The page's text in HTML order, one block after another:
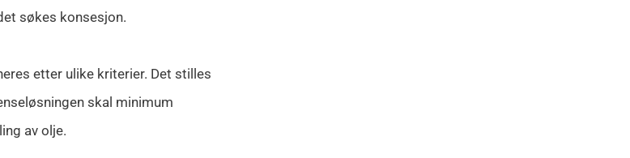
søkes konsesjon.
etter ulike kriterier. Det stilles
skal minimum
av olje.